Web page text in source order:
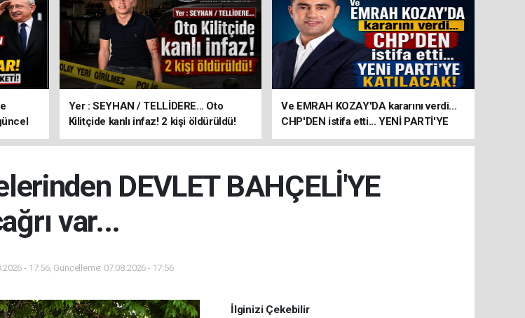
Yer : SEYHAN / TELLİDERE... Oto
Kilitçide kanlı infaz! 2 kişi öldürüldü!
Ve EMRAH KOZAY'DA kararını verdi...
CHP'DEN istifa etti... YENİ PARTİ'YE
KATILACAK!
DEVLET BAHÇELİ'YE
var...
- 17:56, Güncelleme: 07.08.2026 - 17:56
İlginizi Çekebilir